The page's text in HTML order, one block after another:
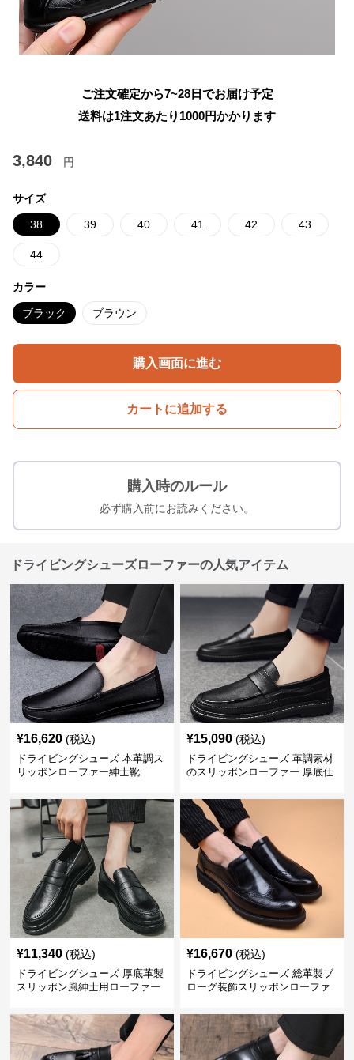
ご注文確定から7~28日でお届け予定
送料は1注文あたり 1000円かかります
3,840 円
サイズ
38 39 40 41 42 43
44
カラー
ブラック ブラウン
購入画面に進む
カートに追加する
購入時のルール
必ず購入前にお読みください。
ドライビングシューズローファーの人気アイテム
¥16,620 (税込)
ドライビングシューズ 本革調ス
リッポンローファー紳士靴
¥15,090 (税込)
ドライビングシューズ 革調素材
のスリッポンローファー 厚底仕
¥11,340 (税込)
ドライビングシューズ 厚底革製
スリッポン風紳士用ローファー
¥16,670 (税込)
ドライビングシューズ 総革製ブ
ローグ装飾スリッポンローファ